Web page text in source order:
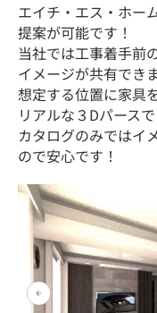
エイチ・エス・ホー
提案が可能です！
当社では工事着手前
イメージが共有できま
想定する位置に家具
リアルな３Dパース
カタログのみではイ
ので安心です！